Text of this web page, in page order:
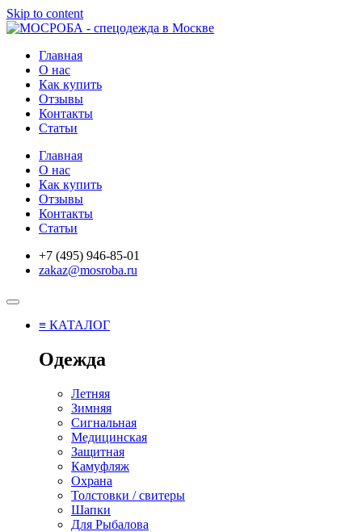
Skip to content
Главная
О нас
Как купить
Отзывы
Контакты
Статьи
Главная
О нас
Как купить
Отзывы
Контакты
Статьи
+7 (495) 946-85-01
zakaz@mosroba.ru
≡ КАТАЛОГ
Одежда
Летняя
Зимняя
Сигнальная
Медицинская
Защитная
Камуфляж
Охрана
Толстовки / свитеры
Шапки
Для Рыбалова